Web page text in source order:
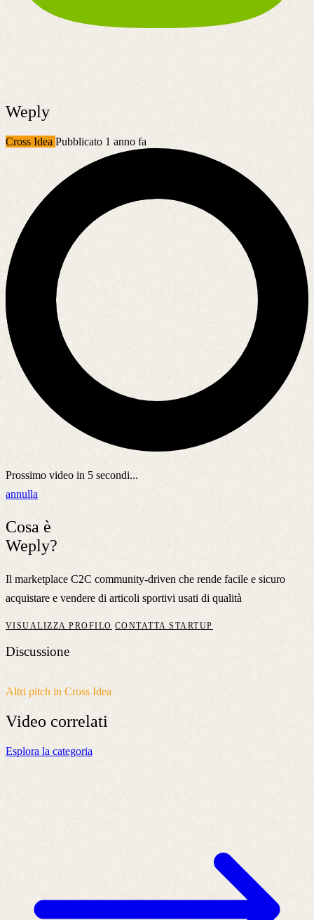
Weply
Cross Idea Pubblicato 1 anno fa
Prossimo video in 5 secondi...
annulla
Cosa è
Weply?
Il marketplace C2C community-driven che rende facile e sicuro
acquistare e vendere di articoli sportivi usati di qualità
VISUALIZZA PROFILO CONTATTA STARTUP
Discussione
Altri pitch in Cross Idea
Video correlati
Esplora la categoria